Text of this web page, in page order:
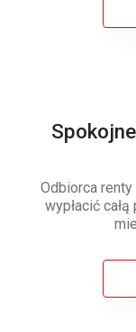
Odbiorca
wypłacić